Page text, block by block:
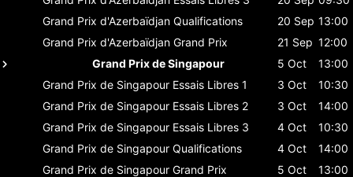
Grand Prix d'Azerbaïdjan Qualifications 20 Sep 13:00
Grand Prix d'Azerbaïdjan Grand Prix 21 Sep 12:00
Grand Prix de Singapour
5 Oct
13:00
Grand Prix de Singapour Essais Libres 1 3 Oct
10:30
Grand Prix de Singapour Essais Libres 2 3 Oct
14:00
Grand Prix de Singapour Essais Libres 3 4 Oct
10:30
Grand Prix de Singapour Qualifications 4 Oct
14:00
Grand Prix de Singapour Grand Prix 5 Oct
13:00